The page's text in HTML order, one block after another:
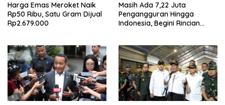
Harga Emas Meroket Naik
Rp50 Ribu, Satu Gram Dijual
Rp2.679.000
Masih Ada 7,22 Juta
Pengangguran Hingga
Indonesia, Begini Rincian